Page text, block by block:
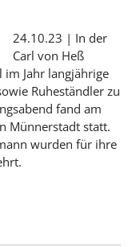
24.10.23 | In der
Carl von Heß
Jahr langjährige
Ruheständler zu
fand am
Münnerstadt statt.
wurden für ihre